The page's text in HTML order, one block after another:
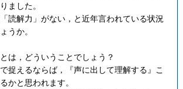
ました。
読解力」がない，と近年言われている状況
うか。
は，どういうことでしょう？
捉えるならば，『声に出して理解する』こ
かと思われます。